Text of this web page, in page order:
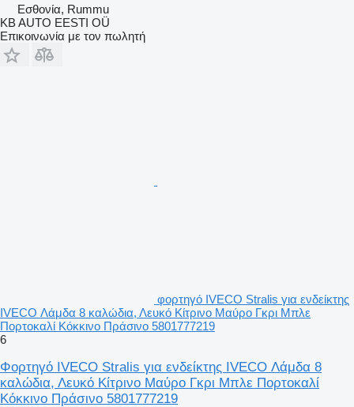
Εσθονία, Rummu
KB AUTO EESTI OÜ
Επικοινωνία με τον πωλητή
φορτηγό IVECO Stralis για ενδείκτης
IVECO Λάμδα 8 καλώδια, Λευκό Κίτρινο Μαύρο Γκρι Μπλε
Πορτοκαλί Κόκκινο Πράσινο 5801777219
6
Φορτηγό IVECO Stralis για ενδείκτης IVECO Λάμδα 8
καλώδια, Λευκό Κίτρινο Μαύρο Γκρι Μπλε Πορτοκαλί
Κόκκινο Πράσινο 5801777219